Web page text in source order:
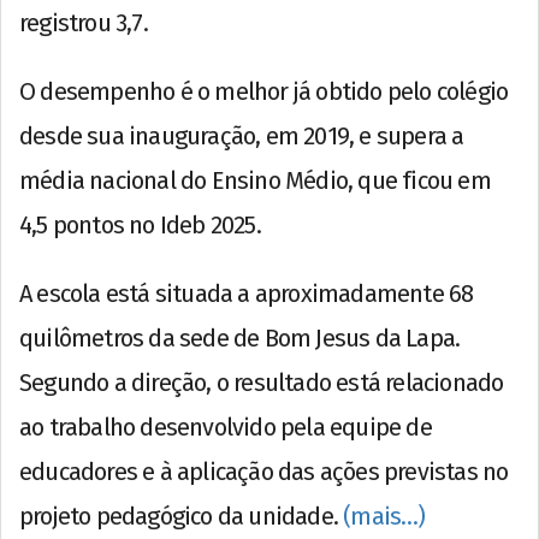
registrou 3,7.
O desempenho é o melhor já obtido pelo colégio
desde sua inauguração, em 2019, e supera a
média nacional do Ensino Médio, que ficou em
4,5 pontos no Ideb 2025.
A escola está situada a aproximadamente 68
quilômetros da sede de Bom Jesus da Lapa.
Segundo a direção, o resultado está relacionado
ao trabalho desenvolvido pela equipe de
educadores e à aplicação das ações previstas no
projeto pedagógico da unidade. (mais…)